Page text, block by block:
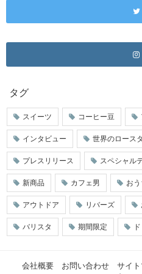
タグ
スイーツ コーヒー豆
インタビュー 世界のロース
プレスリリース スペシャル
新商品 カフェ男 おう
アウトドア リバーズ
バリスタ 期間限定
会社概要 お問い合わせ サイ